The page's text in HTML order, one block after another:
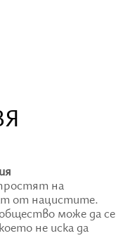
на
от нацистите.
може да се
не иска да